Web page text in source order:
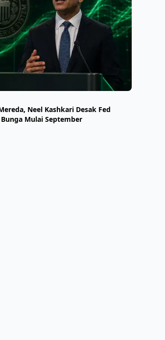
Neel Kashkari Desak Fed
Mulai September